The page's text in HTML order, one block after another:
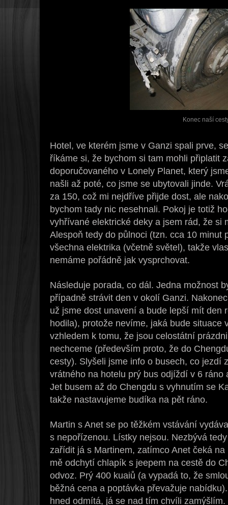
Konec naší
Hotel, ve kterém jsme v Ganzi spali prve,
říkáme si, že bychom si tam mohli připlatit
doporučovaného v Lonely Planet, který
našli až poté, co jsme se ubytovali jinde.
za 150, což mi nejdříve přijde dost, ale
bychom tady nic nesehnali. Pokoj je totiž
vyhřívané elektrické deky a jsem rád, že si
Alespoň tedy do půlnoci (tzn. cca 10 minut
všechna elektrika (včetně světel), takže
nemáme pořádně jak vysprchovat.
Následuje porada, co dál. Jedna možnost
případně strávit den v okolí Ganzi.
už jsme dost unavení a bude lepší mít den
hodila), protože nevíme, jaká bude situace
vzhledem k tomu, že jsou celostátní
nechceme (především proto, že do
cesty). Slyšeli jsme info o busech, co jezdí
vrátného na hotelu prý bus odjíždí v 6
Jet busem až do Chengdu s vyhnutím se
takže nastavujeme budíka na pět ráno.
Martin s Anet se po těžkém vstávání
s nepořízenou. Lístky nejsou. Nezbývá
zařídit já s Martinem, zatímco Anet čeká
mě odchytí chlapík s jeepem na cestě do
odvoz. Prý 400 kuaiů (a vypadá to, že
běžná cena a poptávka převažuje
hned odmítá, já se nad tím chvíli